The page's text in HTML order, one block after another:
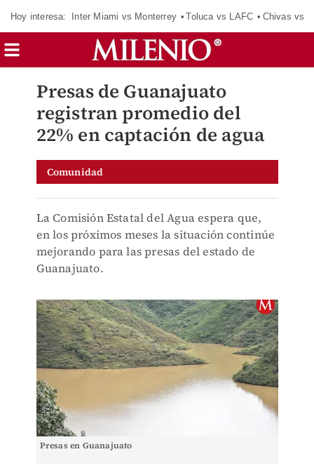
Hoy interesa: Inter Miami vs Monterrey Toluca vs LAFC Chivas vs
Presas de Guanajuato
registran promedio del
22% en captación de agua
Comunidad
La Comisión Estatal del Agua espera que,
en los próximos meses la situación continúe
mejorando para las presas del estado de
Guanajuato.
Presas en Guanajuato